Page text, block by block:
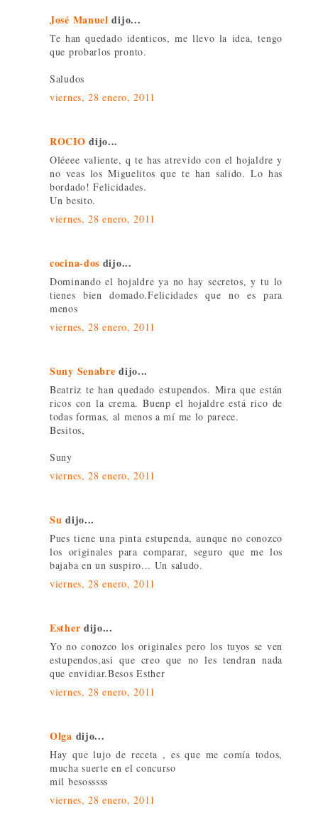
José Manuel dijo...
Te han quedado identicos, me llevo la idea, tengo
que probarlos pronto.
Saludos
viernes, 28 enero, 2011
ROCIO dijo...
Oléeee valiente, q te has atrevido con el hojaldre y
no veas los Miguelitos que te han salido. Lo has
bordado! Felicidades.
Un besito.
viernes, 28 enero, 2011
cocina-dos dijo...
Dominando el hojaldre ya no hay secretos, y tu lo
tienes bien domado.Felicidades que no es para
menos
viernes, 28 enero, 2011
Suny Senabre dijo...
Beatriz te han quedado estupendos. Mira que están
ricos con la crema. Buenp el hojaldre está rico de
todas formas, al menos a mí me lo parece.
Besitos,
Suny
viernes, 28 enero, 2011
Su dijo...
Pues tiene una pinta estupenda, aunque no conozco
los originales para comparar, seguro que me los
bajaba en un suspiro... Un saludo.
viernes, 28 enero, 2011
Esther dijo...
Yo no conozco los originales pero los tuyos se ven
estupendos,asi que creo que no les tendran nada
que envidiar.Besos Esther
viernes, 28 enero, 2011
Olga dijo...
Hay que lujo de receta , es que me comía todos,
mucha suerte en el concurso
mil besosssss
viernes, 28 enero, 2011